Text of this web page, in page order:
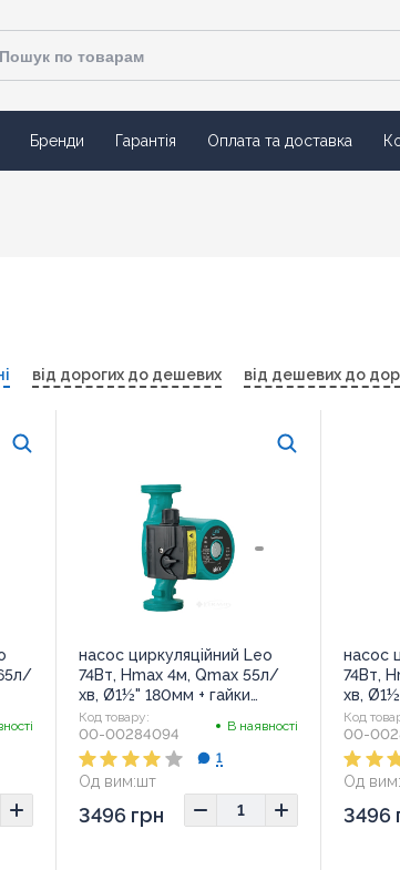
Бренди Гарантія Оплата та доставка
від дорогих до дешевих від дешевих до
насос циркуляційний Leo
74Вт, Hmax 4м, Qmax 55л/
хв, Ø1½" 180мм + гайки
(774412)
Код товару:
00-00284094 В наявності
Од вим:шт
18x13x13
1
3496 грн
насос
74Вт,
хв,
(774413)
Код
00-
Од вим:
3496